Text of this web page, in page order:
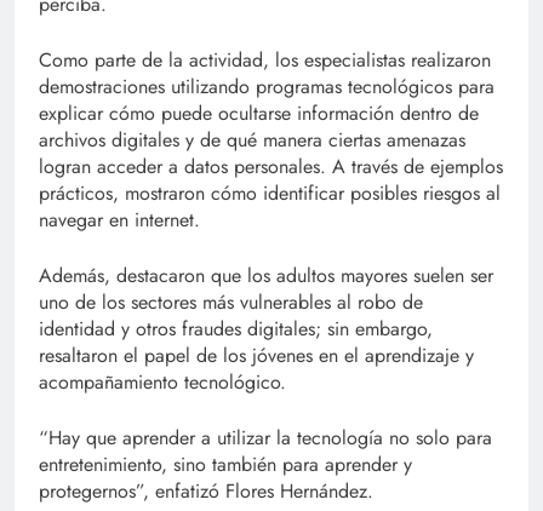
Como parte de la actividad, los especialistas realizaron
demostraciones utilizando programas tecnológicos para
explicar cómo puede ocultarse información dentro de
archivos digitales y de qué manera ciertas amenazas
logran acceder a datos personales. A través de ejemplos
prácticos, mostraron cómo identificar posibles riesgos al
navegar en internet.
Además, destacaron que los adultos mayores suelen ser
uno de los sectores más vulnerables al robo de
identidad y otros fraudes digitales; sin embargo,
resaltaron el papel de los jóvenes en el aprendizaje y
acompañamiento tecnológico.
“Hay que aprender a utilizar la tecnología no solo para
entretenimiento, sino también para aprender y
protegernos”, enfatizó Flores Hernández.